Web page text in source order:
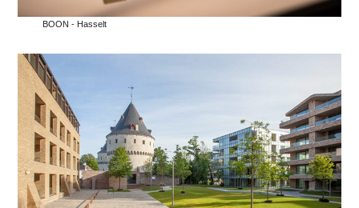
BOON - Hasselt